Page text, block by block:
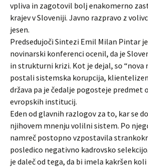
vpliva in zagotovil bolj enakomerno
krajev v Sloveniji. Javno razpravo z
jesen.
Predsedujoči Sintezi Emil Milan Pintar
novinarski konferenci ocenil, da je
in strukturni krizi. Kot je dejal, so “nova
postali sistemska korupcija,
država pa je čedalje pogosteje predmet
evropskih institucij.
Eden od glavnih razlogov za to, kar se
njihovem mnenju volilni sistem. Po
namreč postopno vzpostavila
posledico negativno kadrovsko
je daleč od tega, da bi imela kakršen koli